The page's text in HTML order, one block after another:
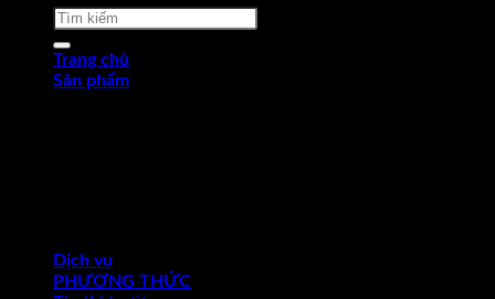
Tìm
kiếm:
Trang chủ
Sản phẩm
Dịch vụ
PHƯƠNG THỨC